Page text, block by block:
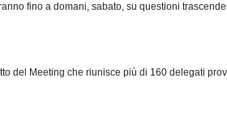
fino a domani, sabato, su questioni
del Meeting che riunisce più di 160 delegati